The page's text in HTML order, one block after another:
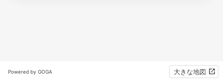
Powered by GOGA 大きな地図